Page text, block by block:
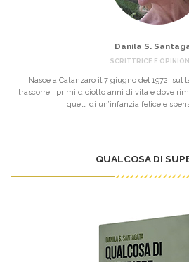
Danila S.
SCRITTRICE E
Nasce a Catanzaro il 7 giugno del 1972, sul
trascorre i primi diciotto anni di vita e dove
quelli di un’infanzia felice e
QUALCOSA DI